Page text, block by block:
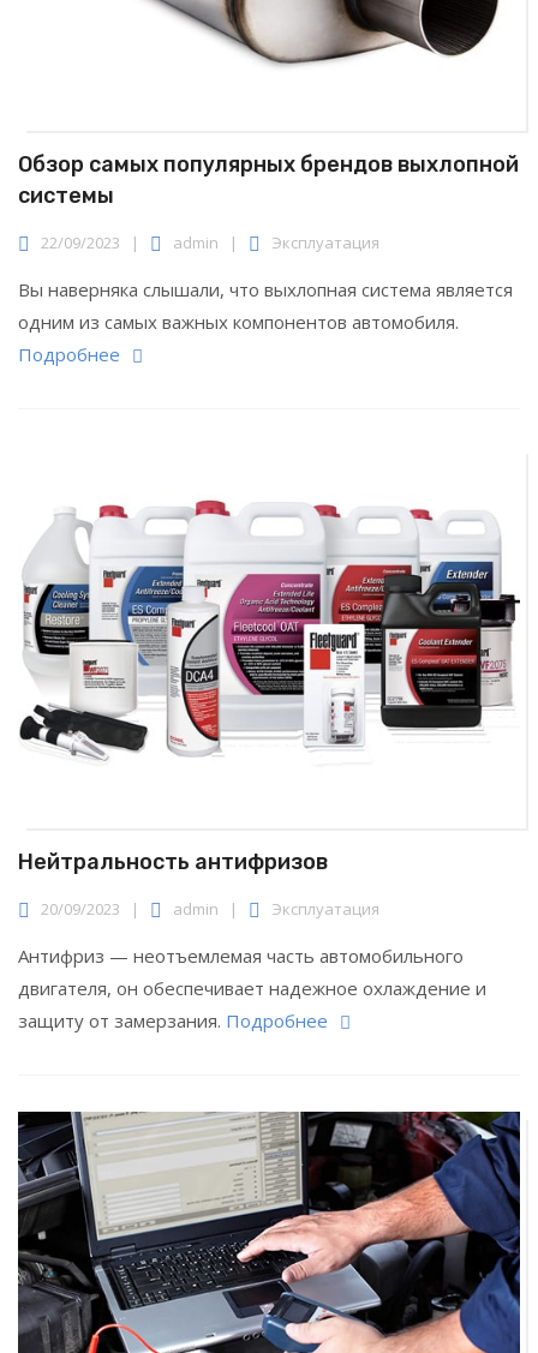
Обзор самых популярных брендов выхлопной
системы
22/09/2023 | admin | Эксплуатация
Вы наверняка слышали, что выхлопная система является
одним из самых важных компонентов автомобиля.
Подробнее
Нейтральность антифризов
20/09/2023 | admin | Эксплуатация
Антифриз — неотъемлемая часть автомобильного
двигателя, он обеспечивает надежное охлаждение и
защиту от замерзания. Подробнее